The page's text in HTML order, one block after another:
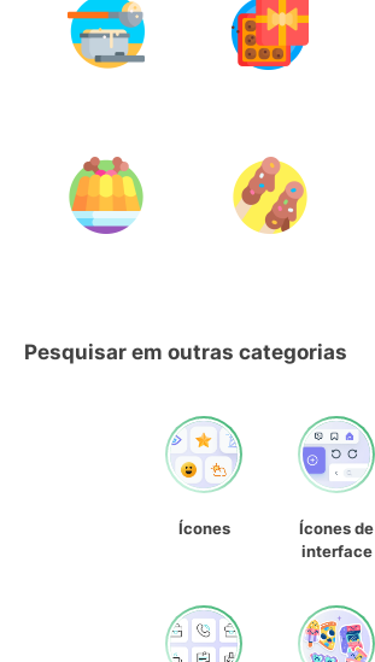
Pesquisar em outras categorias
Ícones
Ícones de
interface